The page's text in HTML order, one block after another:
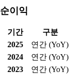
순이익
기간 구분
2025
연간 (YoY)
2024
연간 (YoY)
2023
연간 (YoY)